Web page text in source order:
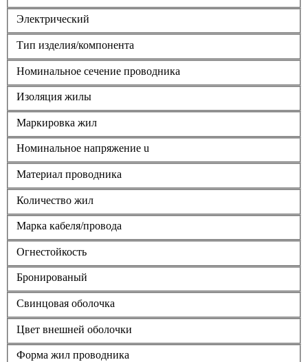
Электрический
Тип изделия/компонента
Номинальное сечение проводника
Изоляция жилы
Маркировка жил
Номинальное напряжение u
Материал проводника
Количество жил
Марка кабеля/провода
Огнестойкость
Бронированый
Свинцовая оболочка
Цвет внешней оболочки
Форма жил проводника